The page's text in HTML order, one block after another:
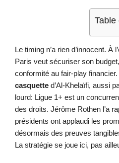
Table
Le timing n’a rien d’innocent. À
Paris veut sécuriser son
conformité au fair-play
casquette d’Al-Khelaïfi, aussi
lourd: Ligue 1+ est un
des droits. Jérôme Rothen l’a
présidents ont applaudi les
désormais des preuves
La stratégie se joue ici, pas